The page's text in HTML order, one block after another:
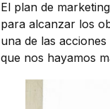
El plan de
para alcanzar los
una de las
que nos hayamos